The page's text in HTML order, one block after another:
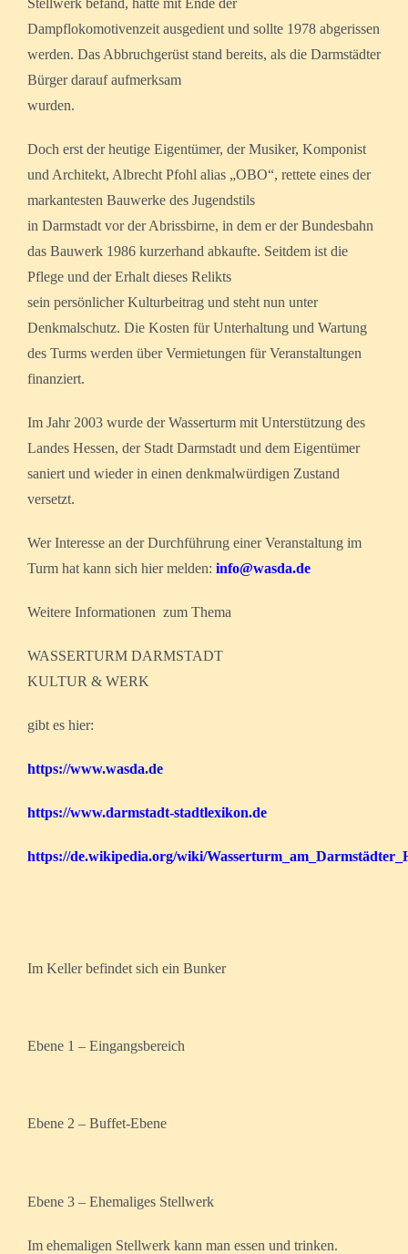
Stellwerk befand, hatte mit Ende der
Dampflokomotivenzeit ausgedient und sollte 1978 abgerissen
werden. Das Abbruchgerüst stand bereits, als die Darmstädter
Bürger darauf aufmerksam
wurden.
Doch erst der heutige Eigentümer, der Musiker, Komponist
und Architekt, Albrecht Pfohl alias „OBO“, rettete eines der
markantesten Bauwerke des Jugendstils
in Darmstadt vor der Abrissbirne, in dem er der Bundesbahn
das Bauwerk 1986 kurzerhand abkaufte. Seitdem ist die
Pflege und der Erhalt dieses Relikts
sein persönlicher Kulturbeitrag und steht nun unter
Denkmalschutz. Die Kosten für Unterhaltung und Wartung
des Turms werden über Vermietungen für Veranstaltungen
finanziert.
Im Jahr 2003 wurde der Wasserturm mit Unterstützung des
Landes Hessen, der Stadt Darmstadt und dem Eigentümer
saniert und wieder in einen denkmalwürdigen Zustand
versetzt.
Wer Interesse an der Durchführung einer Veranstaltung im
Turm hat kann sich hier melden: info@wasda.de
Weitere Informationen zum Thema
WASSERTURM DARMSTADT
KULTUR & WERK
gibt es hier:
https://www.wasda.de
https://www.darmstadt-stadtlexikon.de
https://de.wikipedia.org/wiki/
Im Keller befindet sich ein Bunker
Ebene 1 – Eingangsbereich
Ebene 2 – Buffet-Ebene
Ebene 3 – Ehemaliges Stellwerk
Im ehemaligen Stellwerk kann man essen und trinken.